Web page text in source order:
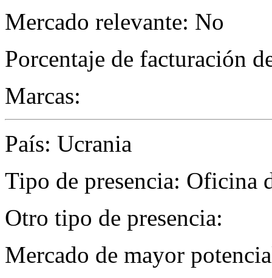
Mercado relevante: No
Porcentaje de facturación
Marcas:
País: Ucrania
Tipo de presencia: Oficina
Otro tipo de presencia:
Mercado de mayor